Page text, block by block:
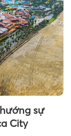
sự
City